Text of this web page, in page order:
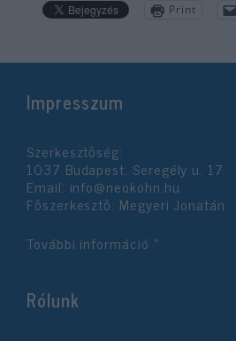
Print
Impresszum
Szerkesztőség:
1037 Budapest, Seregély u. 17.
Email: info@neokohn.hu
Főszerkesztő: Megyeri Jonatán
További információ »
Rólunk